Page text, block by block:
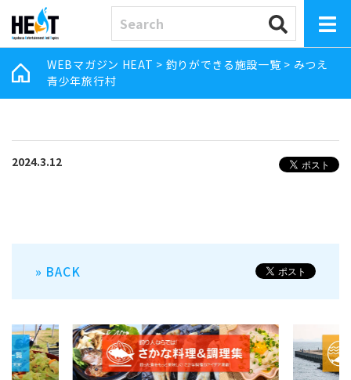
WEBマガジン HEAT > 釣りができる施設一覧 > みつえ
青少年旅行村
2024.3.12
» BACK